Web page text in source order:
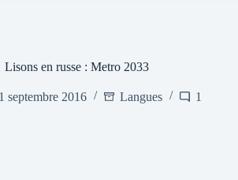
Lisons en russe : Metro 2033
1 septembre 2016 Langues 1